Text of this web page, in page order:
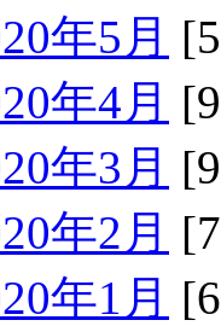
年5月
年4月
年3月
年2月
年1月